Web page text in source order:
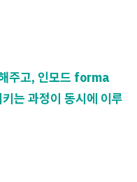
주고, 인모드 forma
는 과정이 동시에 이루